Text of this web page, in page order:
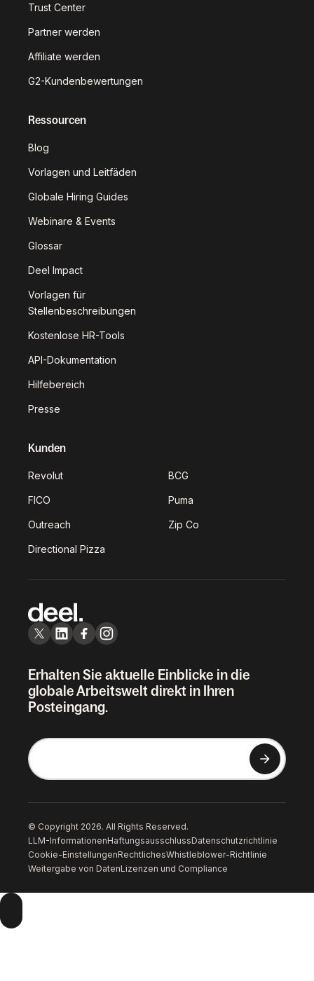
Trust Center
Partner werden
Affiliate werden
G2-Kundenbewertungen
Ressourcen
Blog
Vorlagen und Leitfäden
Globale Hiring Guides
Webinare & Events
Glossar
Deel Impact
Vorlagen für
Stellenbeschreibungen
Kostenlose HR-Tools
API-Dokumentation
Hilfebereich
Presse
Kunden
Revolut BCG
FICO Puma
Outreach Zip Co
Directional Pizza
Erhalten Sie aktuelle Einblicke in die
globale Arbeitswelt direkt in Ihren
Posteingang.
© Copyright 2026. All Rights Reserved.
LLM-InformationenHaftungsausschlussDatenschutzrichtlinie
Cookie-EinstellungenRechtlichesWhistleblower-Richtlinie
Weitergabe von DatenLizenzen und Compliance